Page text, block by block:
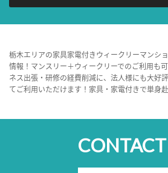
栃木エリアの家具家電付きウィークリーマンシ
情報！マンスリー＋ウィークリーでのご利用も
ネス出張・研修の経費削減に、法人様にも大好
てご利用いただけます！家具・家電付きで単身赴